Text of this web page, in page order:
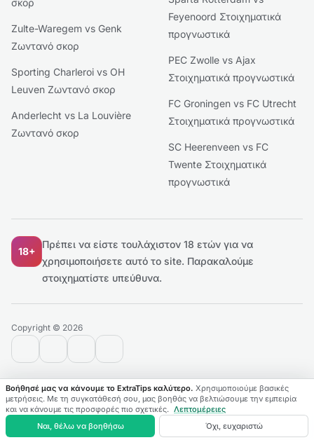
Αγώνες Πρωταθλήματα Αγαπημένα Ζωντανά
σκορ
Zulte-Waregem vs Genk
Ζωντανό σκορ
Sporting Charleroi vs OH
Leuven Ζωντανό σκορ
Anderlecht vs La Louvière
Ζωντανό σκορ
Feyenoord Στοιχηματικά
προγνωστικά
PEC Zwolle vs Ajax
Στοιχηματικά προγνωστικά
FC Groningen vs FC Utrecht
Στοιχηματικά προγνωστικά
SC Heerenveen vs FC
Twente Στοιχηματικά
προγνωστικά
18+
Πρέπει να είστε τουλάχιστον 18 ετών για να
χρησιμοποιήσετε αυτό το site. Παρακαλούμε
στοιχηματίστε υπεύθυνα.
contact@extratips.com
youtubetwitter reddit
Copyright © 2026
Βοήθησέ μας να κάνουμε το ExtraTips καλύτερο. Χρησιμοποιούμε βασικές
μετρήσεις. Με τη συγκατάθεσή σου, μας βοηθάς να βελτιώσουμε την εμπειρία
και να κάνουμε τις προσφορές πιο σχετικές. Λεπτομέρειες
Ναι, θέλω να βοηθήσω
Όχι, ευχαριστώ